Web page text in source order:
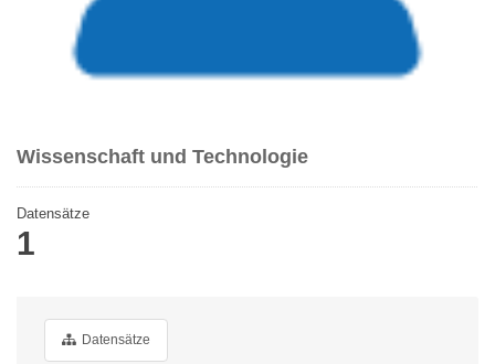
Wissenschaft und Technologie
Datensätze
1
Datensätze